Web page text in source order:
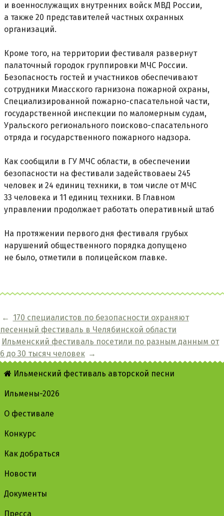
и военнослужащих внутренних войск МВД России,
а также 20 представителей частных охранных
организаций.
Кроме того, на территории фестиваля развернут
палаточный городок группировки МЧС России.
Безопасность гостей и участников обеспечивают
сотрудники Миасского гарнизона пожарной охраны,
Специализированной пожарно-спасательной части,
государственной инспекции по маломерным судам,
Уральского регионального поисково-спасательного
отряда и государственного пожарного надзора.
Как сообщили в ГУ МЧС области, в обеспечении
безопасности на фестивали задействоваеы 245
человек и 24 единиц техники, в том числе от МЧС
33 человека и 11 единиц техники. В Главном
управлении продолжает работать оперативный штаб
На протяжении первого дня фестиваля грубых
нарушений общественного порядка допущено
не было, отметили в полицейском главке.
← 170 специалистов по безопасности охраняют
песенный фестиваль в Челябинской области
Ильменский фестиваль посетили по разным данным от
6 до 30 тысяч человек →
Ильменский фестиваль авторской песни
Ильмены-2026
О фестивале
Конкурс
Как добраться
Новости
Документы
Пресса